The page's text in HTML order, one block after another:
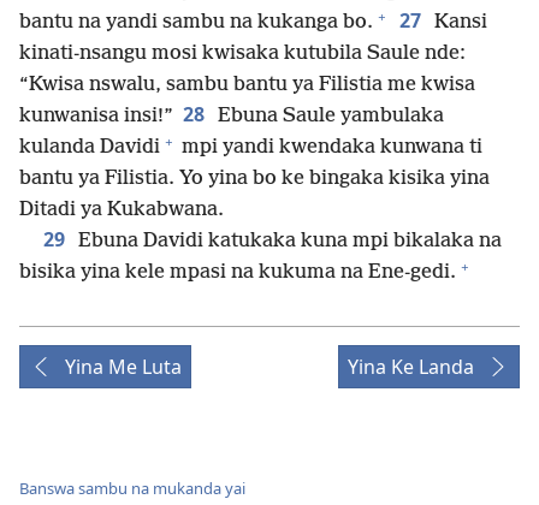
bantu na yandi sambu na kukanga bo. + 27 Kansi
kinati-nsangu mosi kwisaka kutubila Saule nde:
“Kwisa nswalu, sambu bantu ya Filistia me kwisa
kunwanisa insi!” 28 Ebuna Saule yambulaka
kulanda Davidi + mpi yandi kwendaka kunwana ti
bantu ya Filistia. Yo yina bo ke bingaka kisika yina
Ditadi ya Kukabwana.
29 Ebuna Davidi katukaka kuna mpi bikalaka na
bisika yina kele mpasi na kukuma na Ene-gedi. +
Yina Me Luta Yina Ke Landa
Banswa sambu na mukanda yai